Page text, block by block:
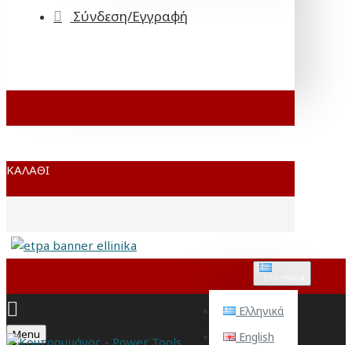
Σύνδεση/Εγγραφή
ΚΑΛΆΘΙ
Ελληνικά
English
Menu